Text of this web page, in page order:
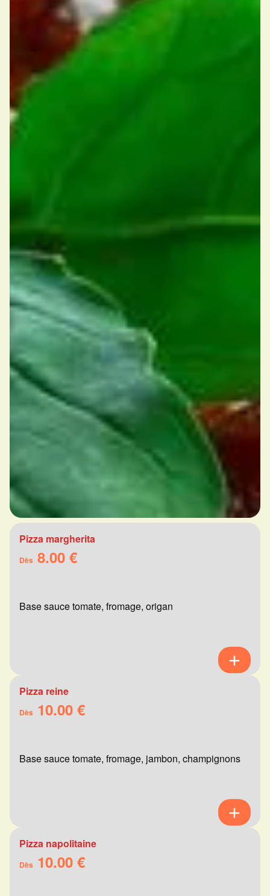
Pizza margherita
Dès 8.00 €
Base sauce tomate, fromage, origan
Pizza reine
Dès 10.00 €
Base sauce tomate, fromage, jambon, champignons
Pizza napolitaine
Dès 10.00 €